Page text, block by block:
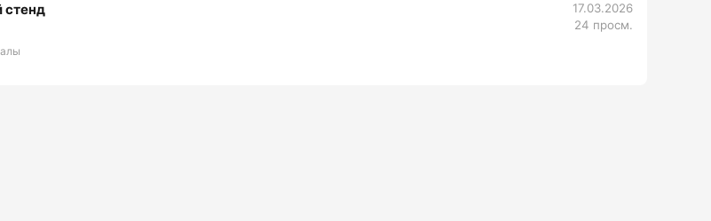
17.03.2026
24 просм.